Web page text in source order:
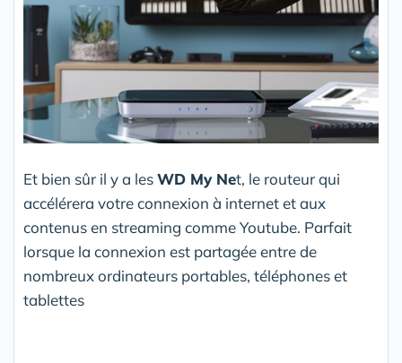
Et bien sûr il y a lesWD My Net, le routeur qui
accélérera votre connexion à internet et aux
contenus en streaming comme Youtube. Parfait
lorsque la connexion est partagée entre de
nombreux ordinateurs portables, téléphones et
tablettes